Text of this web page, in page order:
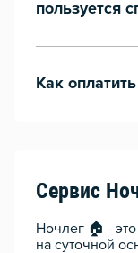
пользуется
Как
Сервис
Ночлег 🏠 -
на суточной